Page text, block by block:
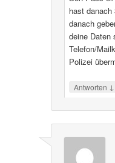
hast
danach
deine Daten
Telefon/
Polizei
Antworten ↓